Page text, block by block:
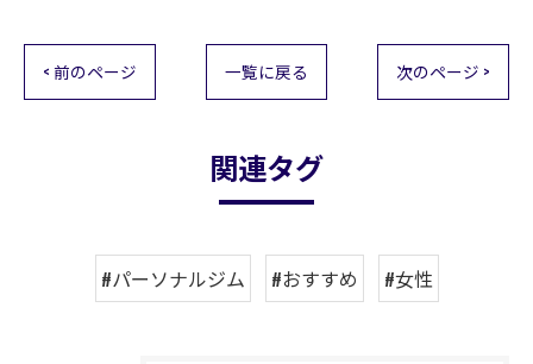
< 前のページ 一覧に戻る 次のページ >
関連タグ
#パーソナルジム #おすすめ #女性